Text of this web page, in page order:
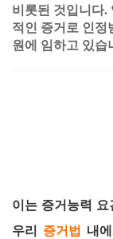
비롯된 것입니다.
적인 증거로 인정
원에 임하고 있습
이는 증거능력 요
우리 증거법 내